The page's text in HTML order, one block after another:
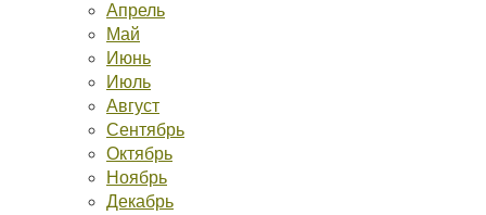
Апрель
Май
Июнь
Июль
Август
Сентябрь
Октябрь
Ноябрь
Декабрь